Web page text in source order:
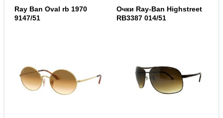
Ray Ban Oval rb 1970
9147/51
Очки Ray-Ban Highstreet
RB3387 014/51